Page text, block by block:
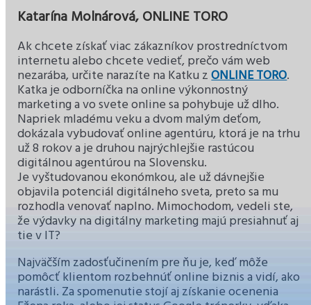
Katarína Molnárová, ONLINE TORO
Ak chcete získať viac zákazníkov prostredníctvom
internetu alebo chcete vedieť, prečo vám web
nezarába, určite narazíte na Katku zONLINE TORO.
Katka je odborníčka na online výkonnostný
marketing a vo svete online sa pohybuje už dlho.
Napriek mladému veku a dvom malým deťom,
dokázala vybudovať online agentúru, ktorá je na trhu
už 8 rokov a je druhou najrýchlejšie rastúcou
digitálnou agentúrou na Slovensku.
Je vyštudovanou ekonómkou, ale už dávnejšie
objavila potenciál digitálneho sveta, preto sa mu
rozhodla venovať naplno. Mimochodom, vedeli ste,
že výdavky na digitálny marketing majú presiahnuť aj
tie v IT?
Najväčším zadosťučinením pre ňu je, keď môže
pomôcť klientom rozbehnúť online biznis a vidí, ako
narástli. Za spomenutie stojí aj získanie ocenenia